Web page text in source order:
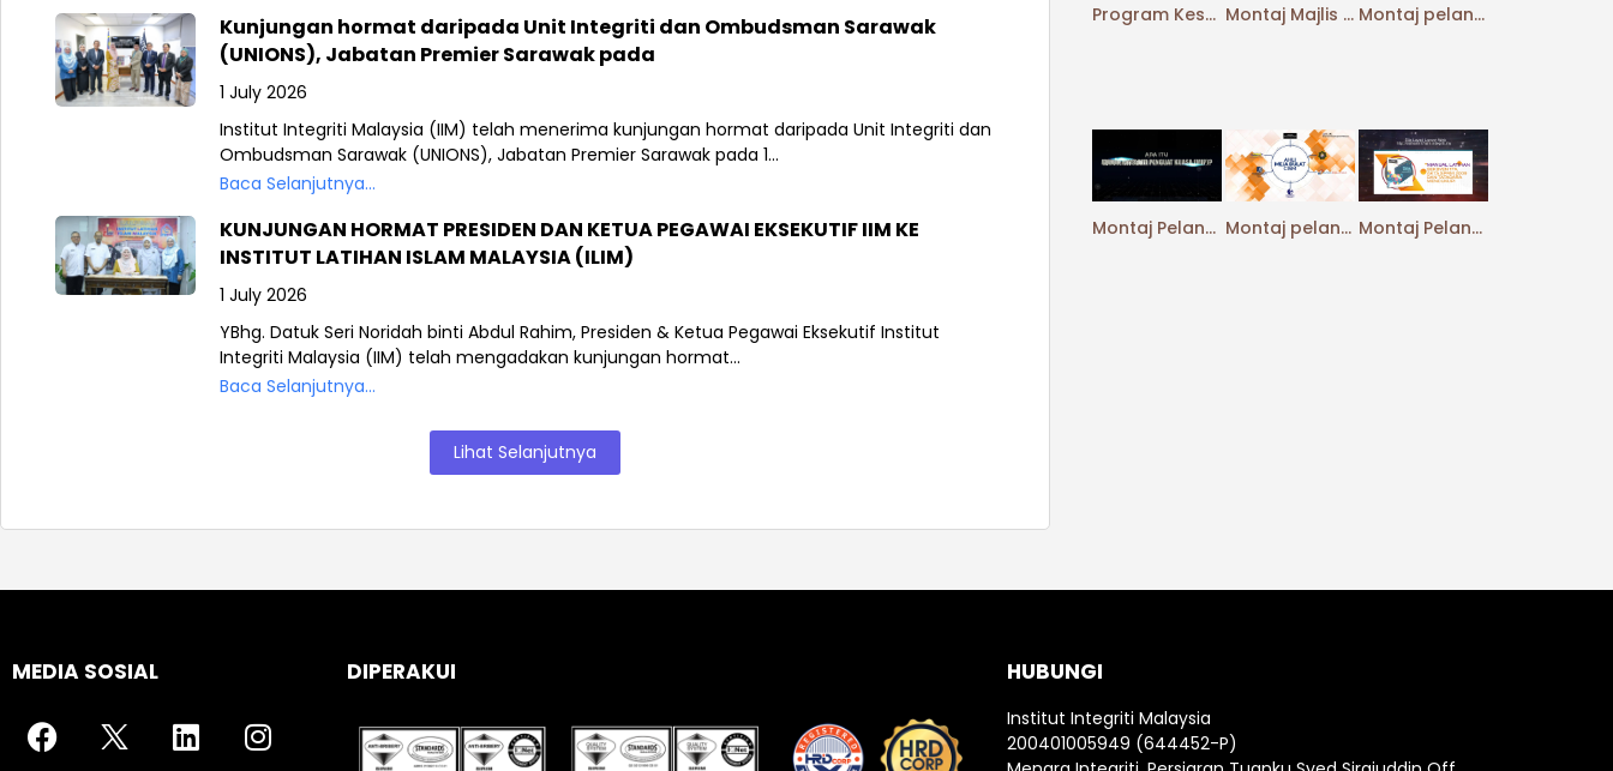
Kunjungan hormat daripada Unit Integriti dan Ombudsman Sarawak
(UNIONS), Jabatan Premier Sarawak pada
1 July 2026
Institut Integriti Malaysia (IIM) telah menerima kunjungan hormat daripada Unit Integriti dan
Ombudsman Sarawak (UNIONS), Jabatan Premier Sarawak pada 1...
Baca Selanjutnya...
KUNJUNGAN HORMAT PRESIDEN DAN KETUA PEGAWAI EKSEKUTIF IIM KE
INSTITUT LATIHAN ISLAM MALAYSIA (ILIM)
1 July 2026
YBhg. Datuk Seri Noridah binti Abdul Rahim, Presiden & Ketua Pegawai Eksekutif Institut
Integriti Malaysia (IIM) telah mengadakan kunjungan hormat...
Baca Selanjutnya...
Lihat Selanjutnya
Program Kesedaran Pembangunan Integriti Bersama Komuniti (CIB) – Matu & Daro Montaj Majlis Pelancaran Anugerah Integriti, Governans dan Antirasuah (AIGA 2022) Montaj pelancaran Pembangunan Integriti Bersama Komuniti
Montaj Pelancaran Modul Integriti Penguat Kuasa (MIP) Montaj pelancaran Modul Kursus Komprehensif Sistem Integriti Korporat Malaysia (CISM) Montaj Pelancaran Manual Latihan Seksyen 17A Akta SPRM 2009 dan Tatacara Mencukupi
MEDIA SOSIAL DIPERAKUI HUBUNGI
Institut Integriti Malaysia
200401005949 (644452-P)